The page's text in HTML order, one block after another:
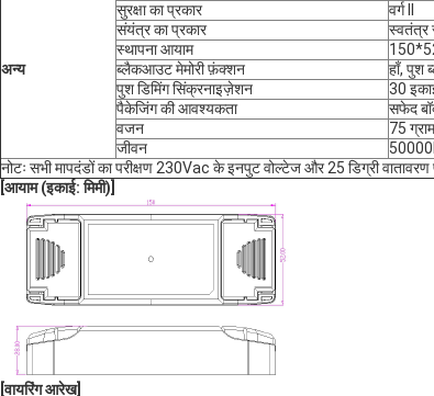
अन्य
सुरक्षा का प्रकार
वर्ग II
संयंत्र का प्रकार
स्वतंत्र
स्थापना आयाम
ब्लैकआउट मेमोरी फ़ंक्शन
हाँ, पुश
पुश डिमिंग सिंक्रनाइज़ेशन
30
पैकेजिंग की आवश्यकता
सफेद
वजन
75 ग्राम
जीवन
नोटः सभी मापदंडों का परीक्षण 230Vac के इनपुट वोल्टेज और 25 डिग्री वातावरण
आयाम (इकाई: मिमी)
[वायरिंग आरेख]